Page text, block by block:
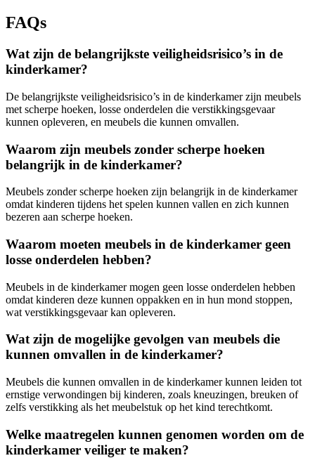
FAQs
Wat zijn de belangrijkste veiligheidsrisico’s in de
kinderkamer?
De belangrijkste veiligheidsrisico’s in de kinderkamer zijn meubels
met scherpe hoeken, losse onderdelen die verstikkingsgevaar
kunnen opleveren, en meubels die kunnen omvallen.
Waarom zijn meubels zonder scherpe hoeken
belangrijk in de kinderkamer?
Meubels zonder scherpe hoeken zijn belangrijk in de kinderkamer
omdat kinderen tijdens het spelen kunnen vallen en zich kunnen
bezeren aan scherpe hoeken.
Waarom moeten meubels in de kinderkamer geen
losse onderdelen hebben?
Meubels in de kinderkamer mogen geen losse onderdelen hebben
omdat kinderen deze kunnen oppakken en in hun mond stoppen,
wat verstikkingsgevaar kan opleveren.
Wat zijn de mogelijke gevolgen van meubels die
kunnen omvallen in de kinderkamer?
Meubels die kunnen omvallen in de kinderkamer kunnen leiden tot
ernstige verwondingen bij kinderen, zoals kneuzingen, breuken of
zelfs verstikking als het meubelstuk op het kind terechtkomt.
Welke maatregelen kunnen genomen worden om de
kinderkamer veiliger te maken?